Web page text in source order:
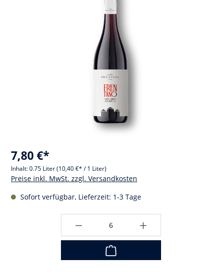
7,80 €*
Inhalt:0.75 Liter(10,40 €* / 1 Liter)
Preise inkl. MwSt. zzgl. Versandkosten
Sofort verfügbar, Lieferzeit: 1-3 Tage